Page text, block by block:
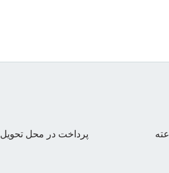
پرداخت در محل تحویل